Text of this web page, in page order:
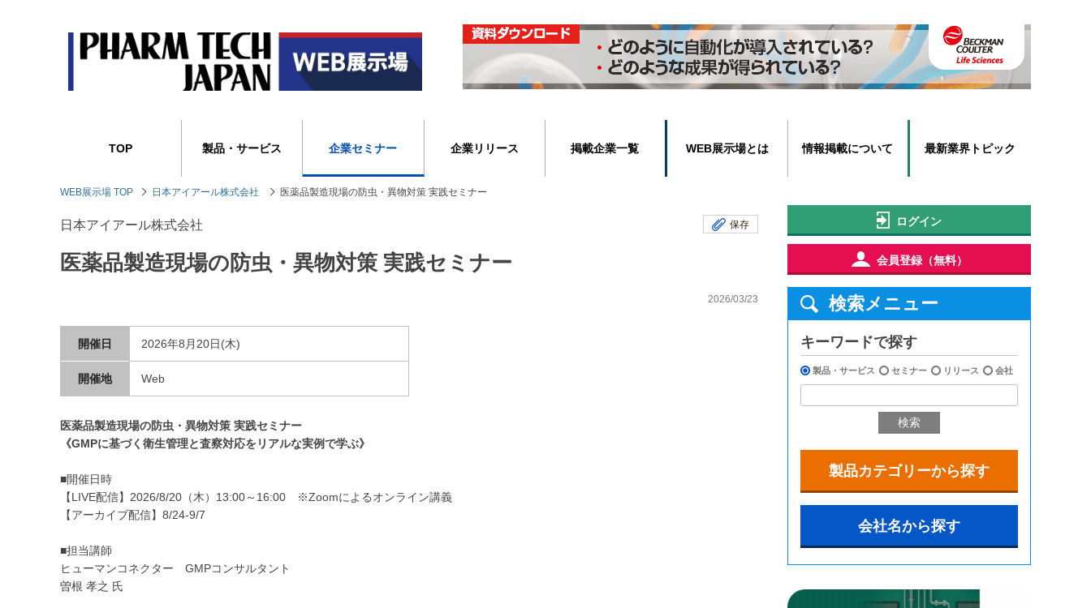
TOP 製品・サービス 企業セミナー 企業リリース 掲載企業一覧 WEB展示場とは 情報掲載について 最新業界トピック
WEB展示場 TOP 日本アイアール株式会社 医薬品製造現場の防虫・異物対策 実践セミナー
日本アイアール株式会社 保存
医薬品製造現場の防虫・異物対策 実践セミナー
2026/03/23
開催日 2026年8月20日(木)
開催地 Web
医薬品製造現場の防虫・異物対策 実践セミナー
《GMPに基づく衛生管理と査察対応をリアルな実例で学ぶ》
■開催日時
【LIVE配信】2026/8/20（木）13:00～16:00 ※Zoomによるオンライン講義
【アーカイブ配信】8/24-9/7
■担当講師
ヒューマンコネクター GMPコンサルタント
曽根 孝之 氏
ログイン
会員登録（無料）
検索メニュー
キーワードで探す
製品・サービス セミナー リリース 会社
検索
製品カテゴリーから探す
会社名から探す